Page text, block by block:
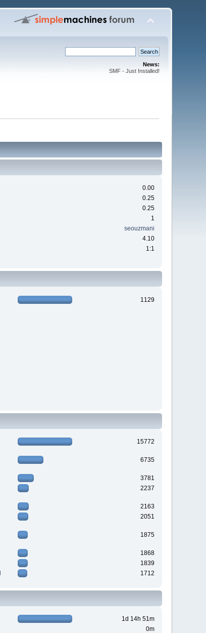
News:
SMF - Just Installed!
0.00
0.25
0.25
1
seouzmani
4.10
1:1
1129
15772
6735
3781
2237
2163
2051
1875
1868
1839
1712
1d 14h 51m
0m